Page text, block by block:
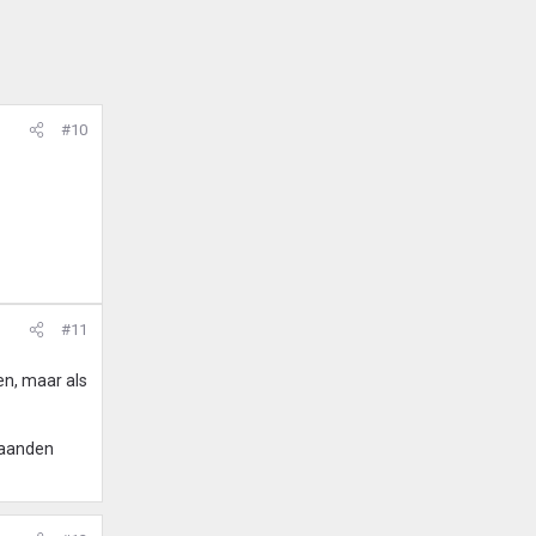
#10
#11
maar als